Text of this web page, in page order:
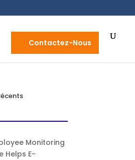
Contactez-Nous
Monitoring
Helps E-